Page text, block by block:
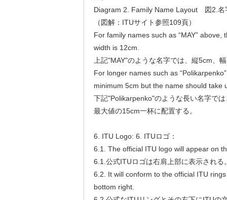
Diagram 2. Family Name Layout 図2.名
（図解：ITUサイト参照109頁）
For family names such as “MAY” above,
width is 12cm.
上記"MAY"のような名字では、縦5cm、
For longer names such as
minimum 5cm but the name should take
下記"Polikarpenko"のような長い名字で
最大値の15cm一杯に配置する。
6. ITU Logo: 6. ITUロゴ：
6.1. The official ITU logo will appear on
6.1.公式ITUロゴは右肩上部に表示される
6.2. It will conform to the official ITU
bottom right.